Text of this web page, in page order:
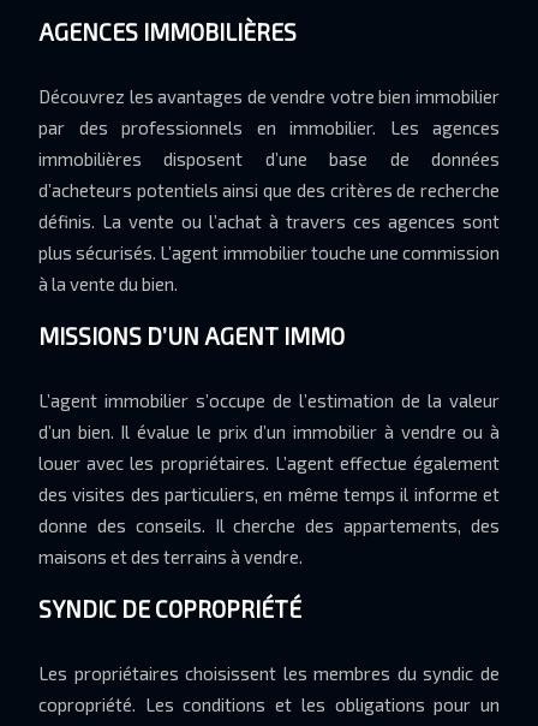
AGENCES IMMOBILIÈRES
Découvrez les avantages de vendre votre bien immobilier
par des professionnels en immobilier. Les agences
immobilières disposent d’une base de données
d’acheteurs potentiels ainsi que des critères de recherche
définis. La vente ou l’achat à travers ces agences sont
plus sécurisés. L’agent immobilier touche une commission
à la vente du bien.
MISSIONS D’UN AGENT IMMO
L’agent immobilier s’occupe de l’estimation de la valeur
d’un bien. Il évalue le prix d’un immobilier à vendre ou à
louer avec les propriétaires. L’agent effectue également
des visites des particuliers, en même temps il informe et
donne des conseils. Il cherche des appartements, des
maisons et des terrains à vendre.
SYNDIC DE COPROPRIÉTÉ
Les propriétaires choisissent les membres du syndic de
copropriété. Les conditions et les obligations pour un